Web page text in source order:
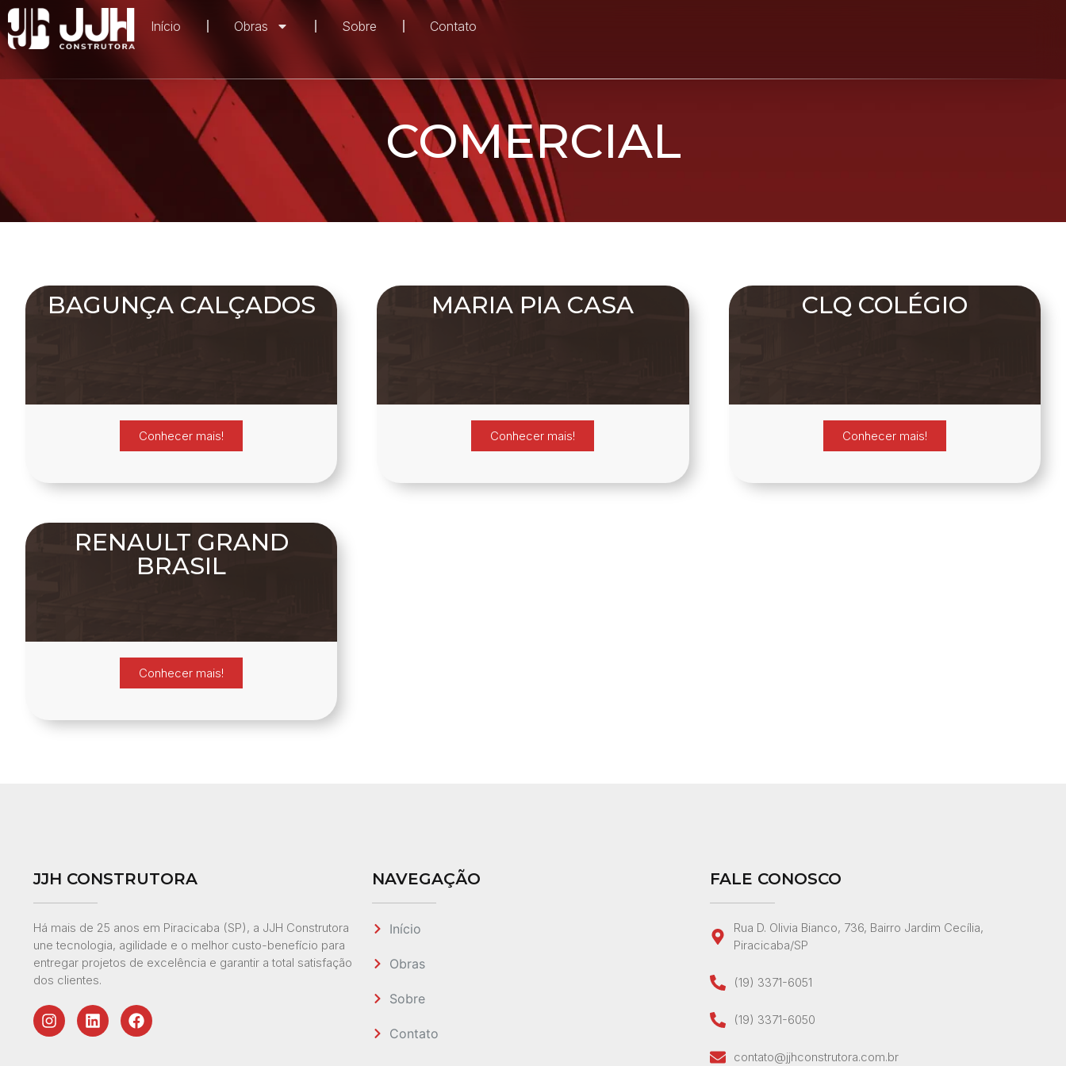
Início Obras Sobre Contato
COMERCIAL
BAGUNÇA CALÇADOS
Conhecer mais!
MARIA PIA CASA
Conhecer mais!
CLQ COLÉGIO
Conhecer mais!
RENAULT GRAND
BRASIL
Conhecer mais!
JJH CONSTRUTORA
Há mais de 25 anos em Piracicaba (SP), a JJH Construtora
une tecnologia, agilidade e o melhor custo-benefício para
entregar projetos de excelência e garantir a total satisfação
dos clientes.
NAVEGAÇÃO
Início
Obras
Sobre
Contato
FALE CONOSCO
Rua D. Olivia Bianco, 736, Bairro Jardim Cecília,
Piracicaba/SP
(19) 3371-6051
(19) 3371-6050
contato@jjhconstrutora.com.br